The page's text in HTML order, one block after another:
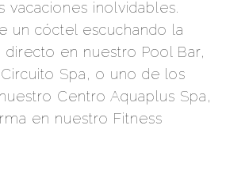
vacaciones inolvidables.
un cóctel escuchando la
en nuestro Pool Bar,
Spa, o uno de los
Centro Aquaplus Spa,
en nuestro Fitness